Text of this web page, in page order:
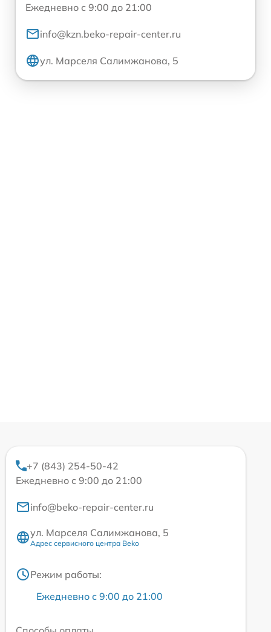
Ежедневно с 9:00 до 21:00
info@kzn.beko-repair-center.ru
ул. Марселя Салимжанова, 5
+7 (843) 254-50-42
Ежедневно с 9:00 до 21:00
info@beko-repair-center.ru
ул. Марселя Салимжанова, 5
Адрес сервисного центра Beko
Режим работы:
Ежедневно с 9:00 до 21:00